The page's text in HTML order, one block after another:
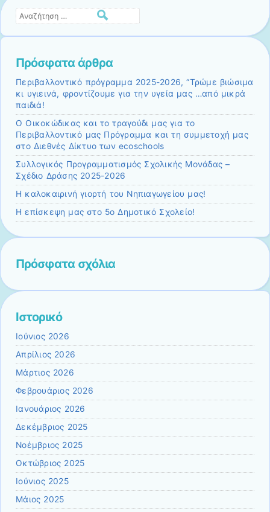
Αναζήτηση
Πρόσφατα άρθρα
Περιβαλλοντικό πρόγραμμα 2025-2026, “Τρώμε βιώσιμα
κι υγιεινά, φροντίζουμε για την υγεία μας …από μικρά
παιδιά!
Ο Οικοκώδικας και το τραγούδι μας για το
Περιβαλλοντικό μας Πρόγραμμα και τη συμμετοχή μας
στο Διεθνές Δίκτυο των ecoschools
Συλλογικός Προγραμματισμός Σχολικής Μονάδας –
Σχέδιο Δράσης 2025-2026
Η καλοκαιρινή γιορτή του Νηπιαγωγείου μας!
Η επίσκεψη μας στο 5ο Δημοτικό Σχολείο!
Πρόσφατα σχόλια
Ιστορικό
Ιούνιος 2026
Απρίλιος 2026
Μάρτιος 2026
Φεβρουάριος 2026
Ιανουάριος 2026
Δεκέμβριος 2025
Νοέμβριος 2025
Οκτώβριος 2025
Ιούνιος 2025
Μάιος 2025